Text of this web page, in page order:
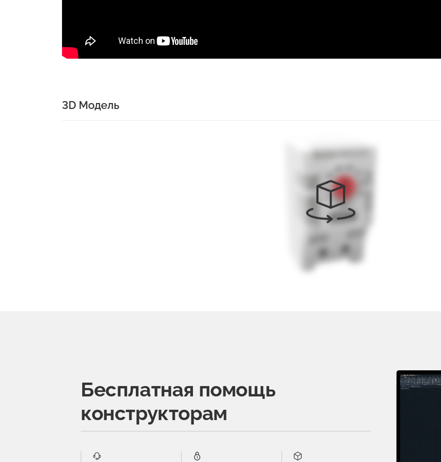
3D Модель
Бесплатная помощь
конструкторам